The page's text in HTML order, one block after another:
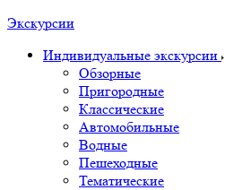
Экскурсии
Индивидуальные экскурсии
Обзорные
Пригородные
Классические
Автомобильные
Водные
Пешеходные
Тематические